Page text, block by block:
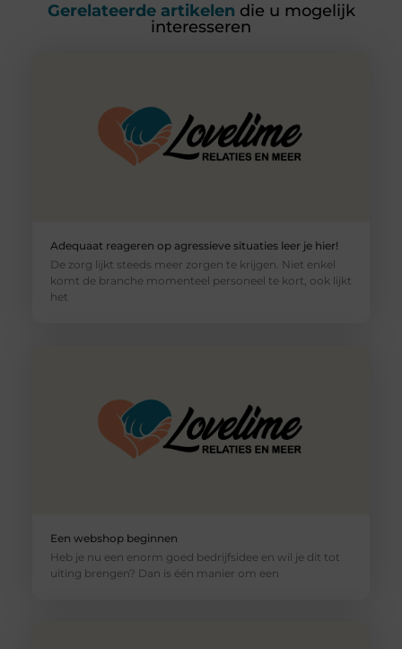
Gerelateerde artikelen die u mogelijk
interesseren
Adequaat reageren op agressieve situaties leer je hier!
De zorg lijkt steeds meer zorgen te krijgen. Niet enkel
komt de branche momenteel personeel te kort, ook lijkt
het
Een webshop beginnen
Heb je nu een enorm goed bedrijfsidee en wil je dit tot
uiting brengen? Dan is één manier om een